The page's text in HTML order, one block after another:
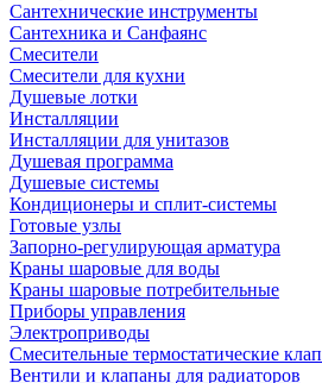
Сантехнические инструменты
Сантехника и Санфаянс
Смесители
Смесители для кухни
Душевые лотки
Инсталляции
Инсталляции для унитазов
Душевая программа
Душевые системы
Кондиционеры и сплит-системы
Готовые узлы
Запорно-регулирующая арматура
Краны шаровые для воды
Краны шаровые потребительные
Приборы управления
Электроприводы
Смесительные термостатические
Вентили и клапаны для радиаторов